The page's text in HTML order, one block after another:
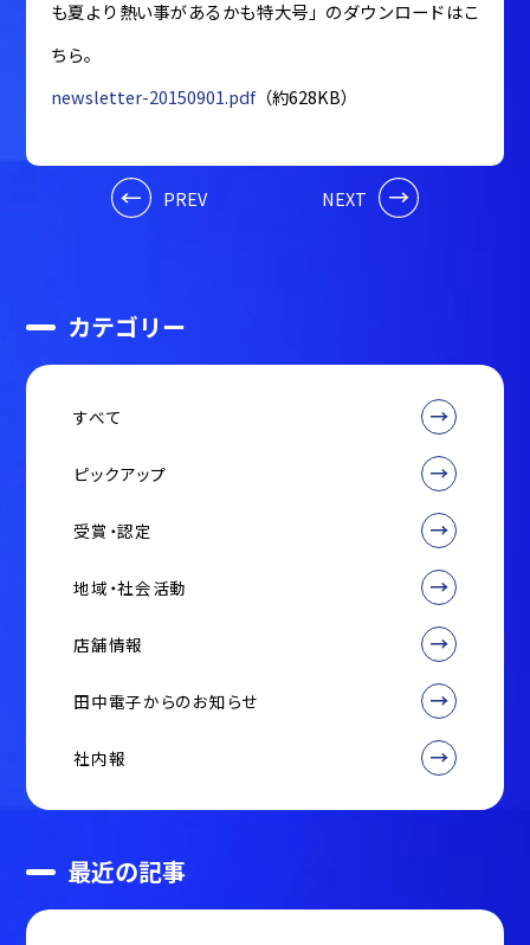
も夏より熱い事があるかも特大号」のダウンロードはこ
ちら。
newsletter-20150901.pdf（約628KB）
PREV NEXT
カテゴリー
すべて
ピックアップ
受賞・認定
地域・社会活動
店舗情報
田中電子からのお知らせ
社内報
最近の記事